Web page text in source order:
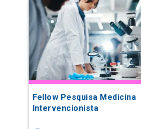
Fellow Pesquisa Medicina
Intervencionista